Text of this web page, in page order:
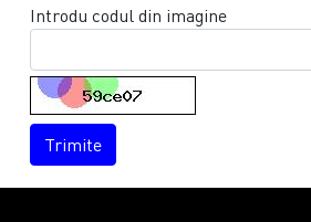
Introdu codul din imagine
Trimite